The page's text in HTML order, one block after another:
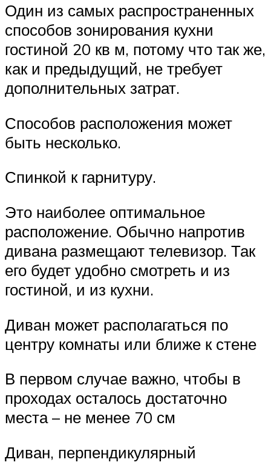
Один из самых распространенных
способов зонирования кухни
гостиной 20 кв м, потому что так же,
как и предыдущий, не требует
дополнительных затрат.
Способов расположения может
быть несколько.
Спинкой к гарнитуру.
Это наиболее оптимальное
расположение. Обычно напротив
дивана размещают телевизор. Так
его будет удобно смотреть и из
гостиной, и из кухни.
Диван может располагаться по
центру комнаты или ближе к стене
В первом случае важно, чтобы в
проходах осталось достаточно
места – не менее 70 см
Диван, перпендикулярный